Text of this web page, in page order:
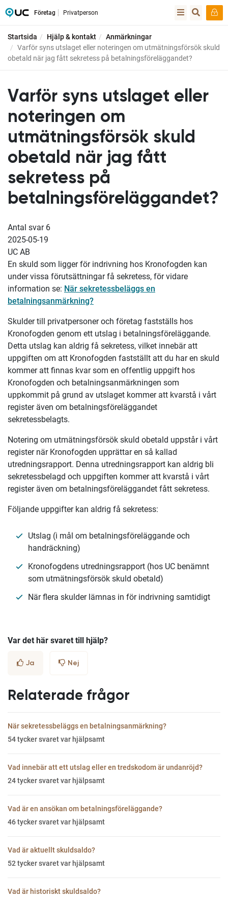
Företag Privatperson
Startsida Hjälp & kontakt
Anmärkningar
Varför syns utslaget eller noteringen om utmätningsförsök skuld
obetald när jag fått sekretess på betalningsföreläggandet?
Varför syns utslaget eller
noteringen om
utmätningsförsök skuld
obetald när jag fått
sekretess på
betalningsföreläggandet?
Antal svar 6
2025-05-19
UC AB
En skuld som ligger för indrivning hos Kronofogden kan
under vissa förutsättningar få sekretess, för vidare
information se: När sekretessbeläggs en
betalningsanmärkning?
Skulder till privatpersoner och företag fastställs hos
Kronofogden genom ett utslag i betalningsföreläggande.
Detta utslag kan aldrig få sekretess, vilket innebär att
uppgiften om att Kronofogden fastställt att du har en skuld
kommer att finnas kvar som en offentlig uppgift hos
Kronofogden och betalningsanmärkningen som
uppkommit på grund av utslaget kommer att kvarstå i vårt
register även om betalningsföreläggandet
sekretessbelagts.
Notering om utmätningsförsök skuld obetald uppstår i vårt
register när Kronofogden upprättar en så kallad
utredningsrapport. Denna utredningsrapport kan aldrig bli
sekretessbelagd och uppgiften kommer att kvarstå i vårt
register även om betalningsföreläggandet fått sekretess.
Följande uppgifter kan aldrig få sekretess:
Utslag (i mål om betalningsföreläggande och
handräckning)
Kronofogdens utredningsrapport (hos UC benämnt
som utmätningsförsök skuld obetald)
När flera skulder lämnas in för indrivning samtidigt
Var det här svaret till hjälp?
Ja Nej
Relaterade frågor
När sekretessbeläggs en betalningsanmärkning?
54tycker svaret var hjälpsamt
Vad innebär att ett utslag eller en tredskodom är undanröjd?
24tycker svaret var hjälpsamt
Vad är en ansökan om betalningsföreläggande?
46tycker svaret var hjälpsamt
Vad är aktuellt skuldsaldo?
52tycker svaret var hjälpsamt
Vad är historiskt skuldsaldo?